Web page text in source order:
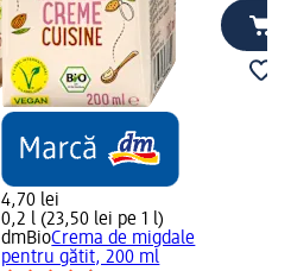
4,70 lei
0,2 l (23,50 lei pe 1 l)
dmBioCrema de migdale
pentru gătit, 200 ml